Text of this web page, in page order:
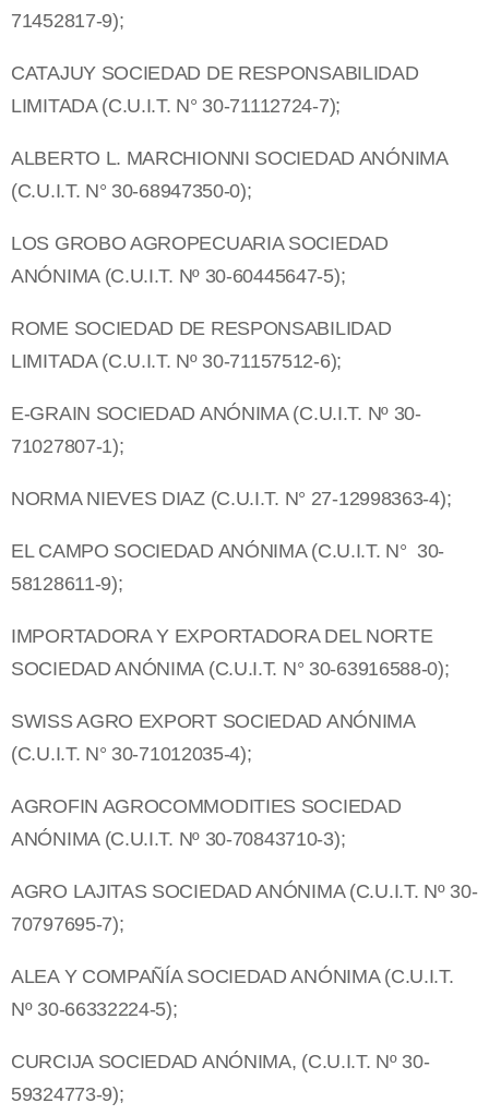
71452817-9);
CATAJUY SOCIEDAD DE RESPONSABILIDAD
LIMITADA (C.U.I.T. N° 30-71112724-7);
ALBERTO L. MARCHIONNI SOCIEDAD ANÓNIMA
(C.U.I.T. N° 30-68947350-0);
LOS GROBO AGROPECUARIA SOCIEDAD
ANÓNIMA (C.U.I.T. Nº 30-60445647-5);
ROME SOCIEDAD DE RESPONSABILIDAD
LIMITADA (C.U.I.T. Nº 30-71157512-6);
E-GRAIN SOCIEDAD ANÓNIMA (C.U.I.T. Nº 30-
71027807-1);
NORMA NIEVES DIAZ (C.U.I.T. N° 27-12998363-4);
EL CAMPO SOCIEDAD ANÓNIMA (C.U.I.T. N° 30-
58128611-9);
IMPORTADORA Y EXPORTADORA DEL NORTE
SOCIEDAD ANÓNIMA (C.U.I.T. N° 30-63916588-0);
SWISS AGRO EXPORT SOCIEDAD ANÓNIMA
(C.U.I.T. N° 30-71012035-4);
AGROFIN AGROCOMMODITIES SOCIEDAD
ANÓNIMA (C.U.I.T. Nº 30-70843710-3);
AGRO LAJITAS SOCIEDAD ANÓNIMA (C.U.I.T. Nº 30-
70797695-7);
ALEA Y COMPAÑÍA SOCIEDAD ANÓNIMA (C.U.I.T.
Nº 30-66332224-5);
CURCIJA SOCIEDAD ANÓNIMA, (C.U.I.T. Nº 30-
59324773-9);